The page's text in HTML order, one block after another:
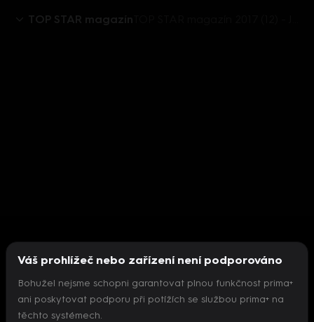
TOP STAR magazín
Nepodařilo se inicializovat přehrávač
Váš prohlížeč nebo zařízení není podporováno
Bohužel nejsme schopni garantovat plnou funkčnost prima+
ani poskytovat podporu při potížích se službou prima+ na
těchto systémech.